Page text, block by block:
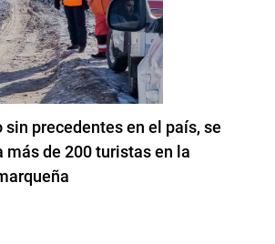
sin precedentes en el país, se
más de 200 turistas en la